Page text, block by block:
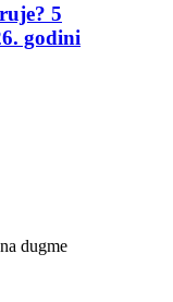
5
godini
dugme